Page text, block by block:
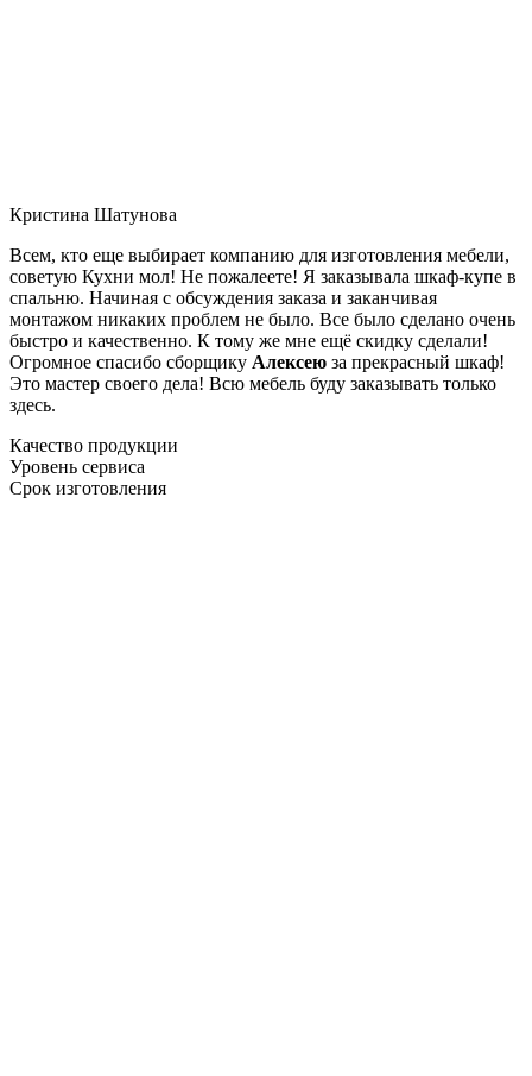
Кристина Шатунова
Всем, кто еще выбирает компанию для изготовления мебели,
советую Кухни мол! Не пожалеете! Я заказывала шкаф-купе в
спальню. Начиная с обсуждения заказа и заканчивая
монтажом никаких проблем не было. Все было сделано очень
быстро и качественно. К тому же мне ещё скидку сделали!
Огромное спасибо сборщику Алексею за прекрасный шкаф!
Это мастер своего дела! Всю мебель буду заказывать только
здесь.
Качество продукции
Уровень сервиса
Срок изготовления